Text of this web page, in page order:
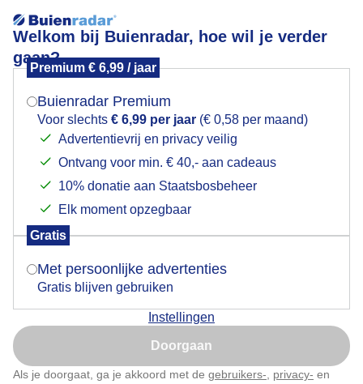
Welkom bij Buienradar, hoe wil je verder
gaan?
Premium € 6,99 / jaar
Buienradar Premium
Voor slechts € 6,99 per jaar (€ 0,58 per maand)
Advertentievrij en privacy veilig
Ontvang voor min. € 40,- aan cadeaus
10% donatie aan Staatsbosbeheer
Elk moment opzegbaar
Gratis
Met persoonlijke advertenties
Gratis blijven gebruiken
Instellingen
Doorgaan
Als je doorgaat, ga je akkoord met de gebruikers- privacy- en
Motregen
Door: Henk Straatman Gemaakt: 14-10-2025, 49x bekeken
Mogen we je locatie gebruiken voor het
Indien je hier nog geen akkoord op hebt gegeven,
verschijnt er zo een pop-up uit je browser waarin
Is goed, toon de popup
Nu niet, misschien later
Klik hierom dit aan te passen